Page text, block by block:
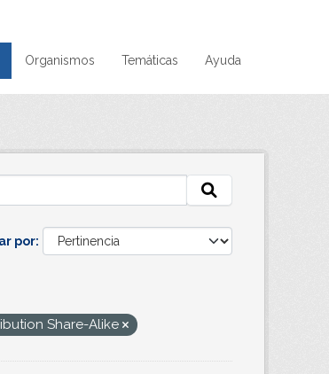
Organismos Temáticas Ayuda
por
Share-Alike